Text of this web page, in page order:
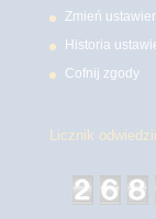
Zmień
Historia
Cofnij zgody
Licznik